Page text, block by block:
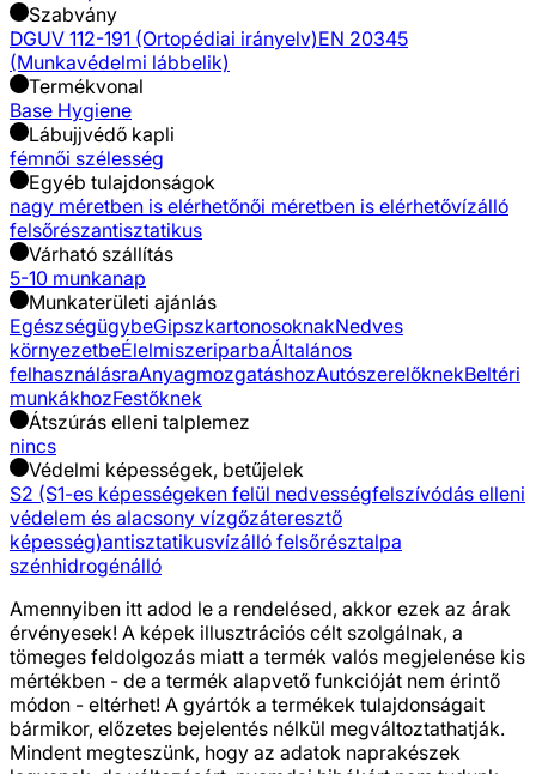
Szabvány
DGUV 112-191 (Ortopédiai irányelv)EN 20345
(Munkavédelmi lábbelik)
Termékvonal
Base Hygiene
Lábujjvédő kapli
fémnői szélesség
Egyéb tulajdonságok
nagy méretben is elérhetőnői méretben is elérhetővízálló
felsőrészantisztatikus
Várható szállítás
5-10 munkanap
Munkaterületi ajánlás
EgészségügybeGipszkartonosoknakNedves
környezetbeÉlelmiszeriparbaÁltalános
felhasználásraAnyagmozgatáshozAutószerelőknekBeltéri
munkákhozFestőknek
Átszúrás elleni talplemez
nincs
Védelmi képességek, betűjelek
S2 (S1-es képességeken felül nedvességfelszívódás elleni
védelem és alacsony vízgőzáteresztő
képesség)antisztatikusvízálló felsőrésztalpa
szénhidrogénálló
Amennyiben itt adod le a rendelésed, akkor ezek az árak
érvényesek! A képek illusztrációs célt szolgálnak, a
tömeges feldolgozás miatt a termék valós megjelenése kis
mértékben - de a termék alapvető funkcióját nem érintő
módon - eltérhet! A gyártók a termékek tulajdonságait
bármikor, előzetes bejelentés nélkül megváltoztathatják.
Mindent megteszünk, hogy az adatok naprakészek